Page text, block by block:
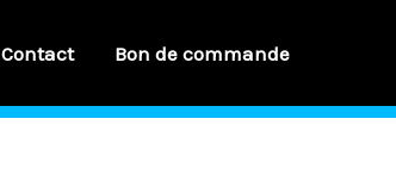
Contact Bon de commande